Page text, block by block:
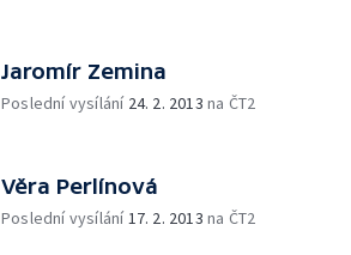
Jaromír Zemina
Poslední vysílání 24. 2. 2013 na ČT2
Věra Perlínová
Poslední vysílání17. 2. 2013 na ČT2